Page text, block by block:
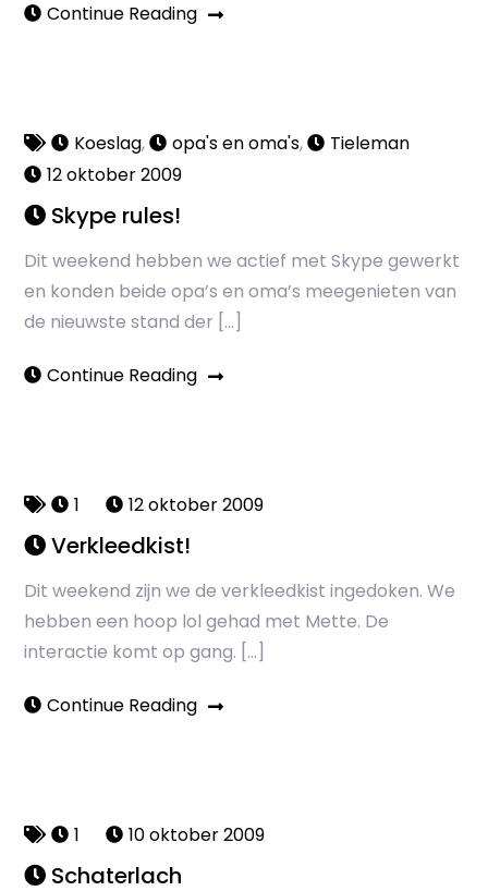
Continue Reading
Koeslag, opa's en oma's,
Tieleman
12 oktober 2009
Skype rules!
Dit weekend hebben we actief met Skype gewerkt
en konden beide opa’s en oma’s meegenieten van
de nieuwste stand der […]
Continue Reading
1 12 oktober 2009
Verkleedkist!
Dit weekend zijn we de verkleedkist ingedoken. We
hebben een hoop lol gehad met Mette. De
interactie komt op gang. […]
Continue Reading
1 10 oktober 2009
Schaterlach